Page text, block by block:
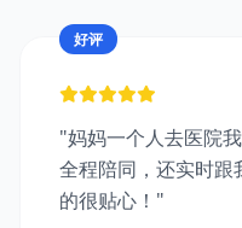
好评
"妈妈一个人去医院
全程陪同，还实时跟
的很贴心！"